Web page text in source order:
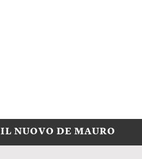
IL NUOVO DE MAURO